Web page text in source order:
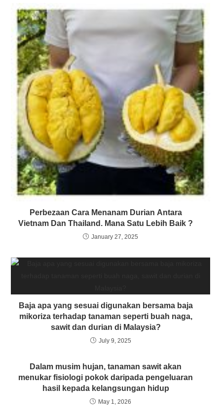
Perbezaan Cara Menanam Durian Antara
Vietnam Dan Thailand. Mana Satu Lebih Baik ?
January 27, 2025
Baja apa yang sesuai digunakan bersama baja
mikoriza terhadap tanaman seperti buah naga,
sawit dan durian di Malaysia?
July 9, 2025
Dalam musim hujan, tanaman sawit akan
menukar fisiologi pokok daripada pengeluaran
hasil kepada kelangsungan hidup
May 1, 2026